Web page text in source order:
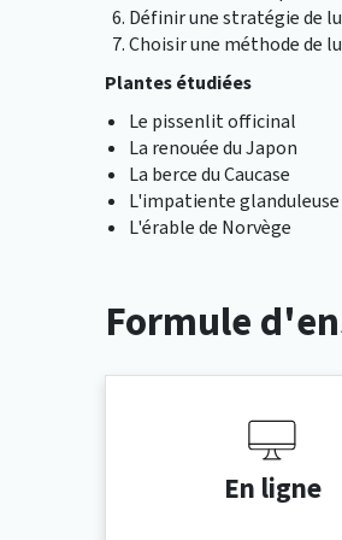
Définir une stratégie de
Choisir une méthode de
Plantes étudiées
Le pissenlit officinal
La renouée du Japon
La berce du Caucase
L'impatiente glanduleuse
L'érable de Norvège
Formule
En ligne